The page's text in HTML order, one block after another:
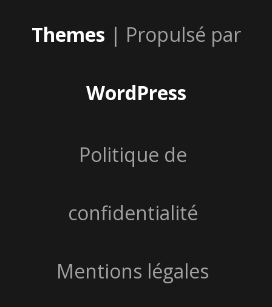
Themes | Propulsé par
WordPress
Politique de
confidentialité
Mentions légales